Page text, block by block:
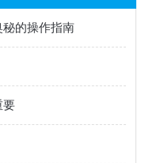
的操作指南
要